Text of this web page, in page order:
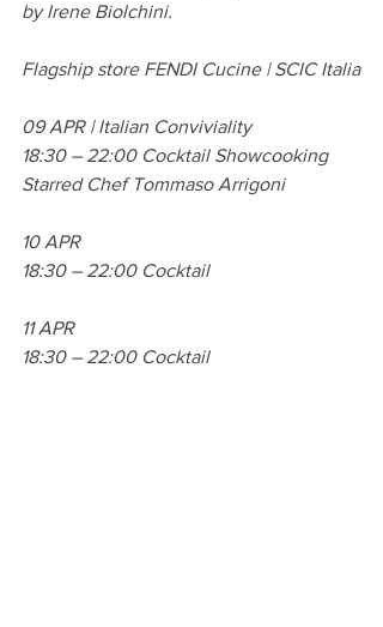
by Irene Biolchini.
Flagship store FENDI Cucine | SCIC Italia
09 APR | Italian Conviviality
18:30 – 22:00 Cocktail Showcooking
Starred Chef Tommaso Arrigoni
10 APR
18:30 – 22:00 Cocktail
11 APR
18:30 – 22:00 Cocktail